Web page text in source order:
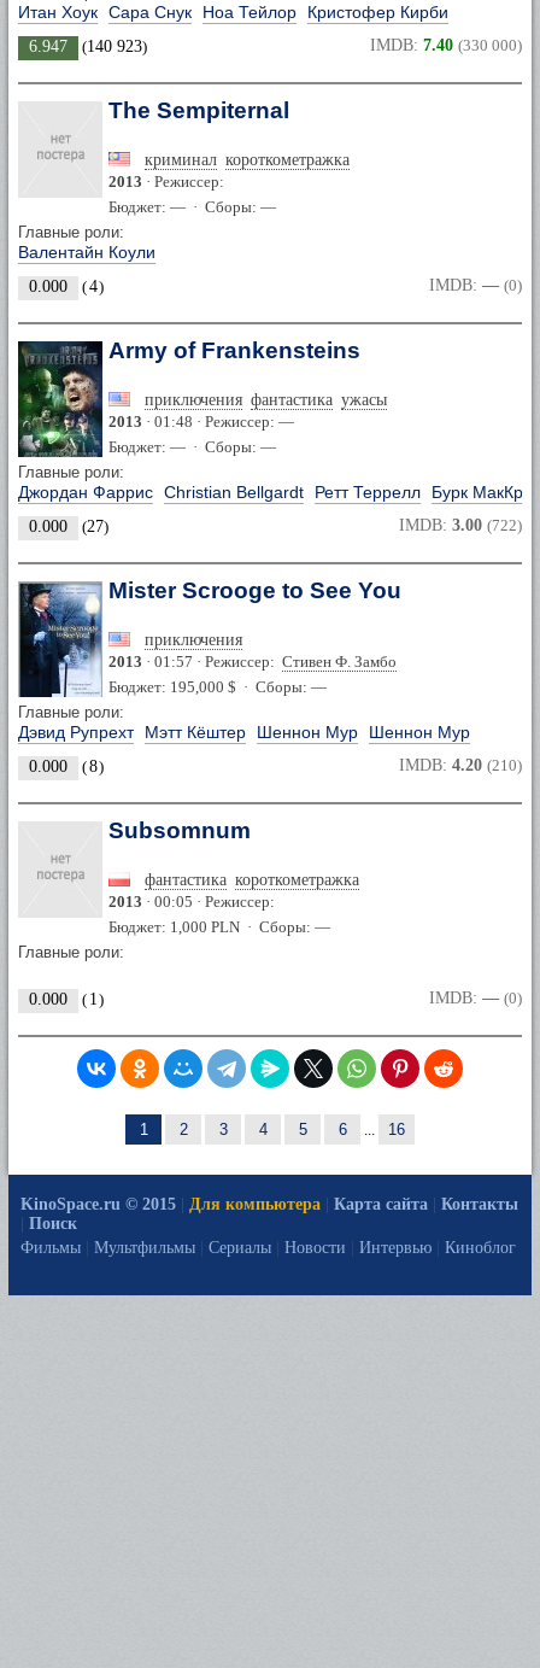
Итан Хоук Сара Снук Ноа Тейлор Кристофер Кирби
6.947 (140 923) IMDB: 7.40 (330 000)
The Sempiternal
криминал короткометражка
2013 · Режиссер:
Бюджет: — · Сборы: —
Главные роли:
Валентайн Коули
0.000 (4) IMDB: — (0)
Army of Frankensteins
приключения фантастика ужасы
2013 · 01:48 · Режиссер: —
Бюджет: — · Сборы: —
Главные роли:
Джордан Фаррис Christian Bellgardt Ретт Террелл Бурк
0.000 (27) IMDB: 3.00 (722)
Mister Scrooge to See You
приключения
2013 · 01:57 · Режиссер: Стивен Ф. Замбо
Бюджет: 195,000 $ · Сборы: —
Главные роли:
Дэвид Рупрехт Мэтт Кёштер Шеннон Мур Шеннон Мур
0.000 (8) IMDB: 4.20 (210)
Subsomnum
фантастика короткометражка
2013 · 00:05 · Режиссер:
Бюджет: 1,000 PLN · Сборы: —
Главные роли:
0.000 ( 1) IMDB: — (0)
1 2 3 4 5 6 ... 16
KinoSpace.ru © 2015 Для компьютера Карта сайта
Контакты
Поиск
Фильмы
Мультфильмы Сериалы Новости Интервью Киноблог